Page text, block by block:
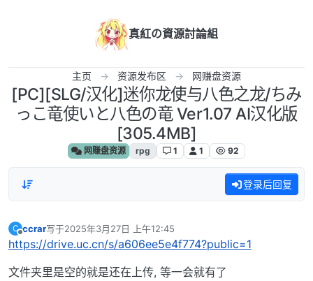
真紅の資源討論組
主页 资源发布区 网赚盘资源
[PC][SLG/汉化]迷你龙使与八色之龙/ちみ
っこ竜使いと八色の竜 Ver1.07 AI汉化版
[305.4MB]
网赚盘资源 rpg 1 1 92
登录后回复
C
离线
ccrar写于2025年3月27日 上午12:45
最后由 编辑
https://drive.uc.cn/s/a606ee5e4f774?public=1
文件夹里是空的就是还在上传, 等一会就有了